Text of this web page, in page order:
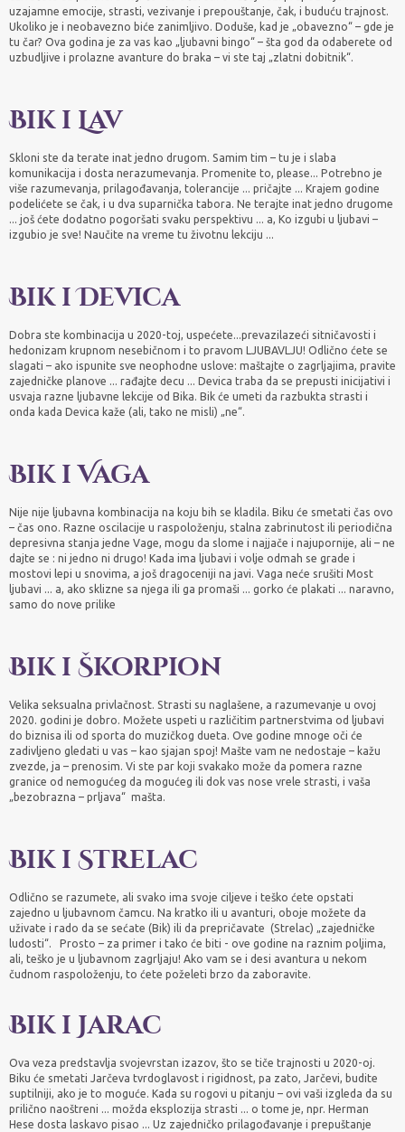
uzajamne emocije, strasti, vezivanje i prepouštanje, čak, i buduću trajnost.
Ukoliko je i neobavezno biće zanimljivo. Doduše, kad je „obavezno“ – gde je
tu čar? Ova godina je za vas kao „ljubavni bingo“ – šta god da odaberete od
uzbudljive i prolazne avanture do braka – vi ste taj „zlatni dobitnik“.
Bik i Lav
Skloni ste da terate inat jedno drugom. Samim tim – tu je i slaba
komunikacija i dosta nerazumevanja. Promenite to, please... Potrebno je
više razumevanja, prilagođavanja, tolerancije ... pričajte ... Krajem godine
podelićete se čak, i u dva suparnička tabora. Ne terajte inat jedno drugome
... još ćete dodatno pogoršati svaku perspektivu ... a, Ko izgubi u ljubavi –
izgubio je sve! Naučite na vreme tu životnu lekciju ...
Bik i Devica
Dobra ste kombinacija u 2020-toj, uspećete...prevazilazeći sitničavosti i
hedonizam krupnom nesebičnom i to pravom LJUBAVLJU! Odlično ćete se
slagati – ako ispunite sve neophodne uslove: maštajte o zagrljajima, pravite
zajedničke planove ... rađajte decu ... Devica traba da se prepusti inicijativi i
usvaja razne ljubavne lekcije od Bika. Bik će umeti da razbukta strasti i
onda kada Devica kaže (ali, tako ne misli) „ne“.
Bik i Vaga
Nije nije ljubavna kombinacija na koju bih se kladila. Biku će smetati čas ovo
– čas ono. Razne oscilacije u raspoloženju, stalna zabrinutost ili periodična
depresivna stanja jedne Vage, mogu da slome i najjače i najupornije, ali – ne
dajte se : ni jedno ni drugo! Kada ima ljubavi i volje odmah se grade i
mostovi lepi u snovima, a još dragoceniji na javi. Vaga neće srušiti Most
ljubavi ... a, ako sklizne sa njega ili ga promaši ... gorko će plakati ... naravno,
samo do nove prilike
Bik i Škorpion
Velika seksualna privlačnost. Strasti su naglašene, a razumevanje u ovoj
2020. godini je dobro. Možete uspeti u različitim partnerstvima od ljubavi
do biznisa ili od sporta do muzičkog dueta. Ove godine mnoge oči će
zadivljeno gledati u vas – kao sjajan spoj! Mašte vam ne nedostaje – kažu
zvezde, ja – prenosim. Vi ste par koji svakako može da pomera razne
granice od nemogućeg da mogućeg ili dok vas nose vrele strasti, i vaša
„bezobrazna – prljava“ mašta.
Bik i Strelac
Odlično se razumete, ali svako ima svoje ciljeve i teško ćete opstati
zajedno u ljubavnom čamcu. Na kratko ili u avanturi, oboje možete da
uživate i rado da se sećate (Bik) ili da prepričavate (Strelac) „zajedničke
ludosti“. Prosto – za primer i tako će biti - ove godine na raznim poljima,
ali, teško je u ljubavnom zagrljaju! Ako vam se i desi avantura u nekom
čudnom raspoloženju, to ćete poželeti brzo da zaboravite.
Bik i Jarac
Ova veza predstavlja svojevrstan izazov, što se tiče trajnosti u 2020-oj.
Biku će smetati Jarčeva tvrdoglavost i rigidnost, pa zato, Jarčevi, budite
suptilniji, ako je to moguće. Kada su rogovi u pitanju – ovi vaši izgleda da su
prilično naoštreni ... možda eksplozija strasti ... o tome je, npr. Herman
Hese dosta laskavo pisao ... Uz zajedničko prilagođavanje i prepuštanje